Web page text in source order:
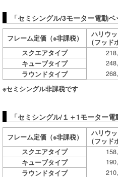
「セミシングル/3モーター電動
フレーム定価（※非課税）
ハリウ
（フッド
スクエアタイプ
キューブタイプ
ラウンドタイプ
※セミシングル非課税です
「セミシングル/１＋1モーター
フレーム定価（※非課税）
ハリウ
（フッド
スクエアタイプ
キューブタイプ
ラウンドタイプ